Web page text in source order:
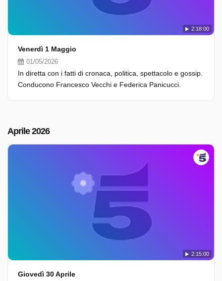
2:18:00
Venerdì 1 Maggio
01/05/2026
In diretta con i fatti di cronaca, politica, spettacolo e gossip.
Conducono Francesco Vecchi e Federica Panicucci.
Aprile 2026
2:15:00
Giovedì 30 Aprile